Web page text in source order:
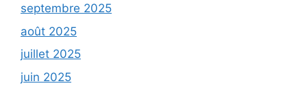
septembre 2025
août 2025
juillet 2025
juin 2025